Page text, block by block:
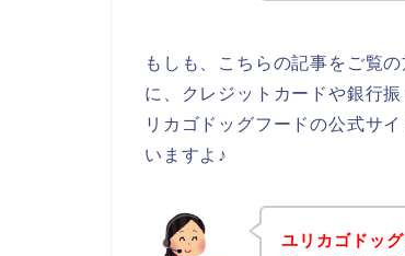
もしも、こちらの記事をご覧
に、クレジットカードや銀行
リカゴドッグフードの公式サ
いますよ♪
ユリカゴドッ